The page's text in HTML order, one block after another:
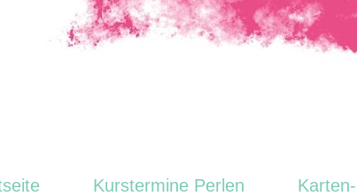
Kurstermine Perlen